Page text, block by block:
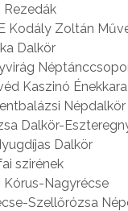
Rezedák
Kodály Zoltán
Dalkör
Kaszinó Énekkara
Népdalkör
Dalkör-
Dalkör
szirének
Kórus-Nagyrécse
Szellőrózsa